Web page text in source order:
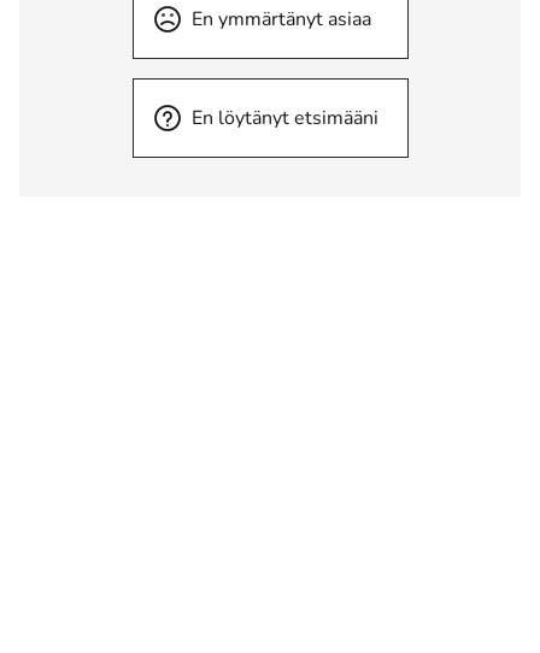
En ymmärtänyt asiaa
En löytänyt etsimääni